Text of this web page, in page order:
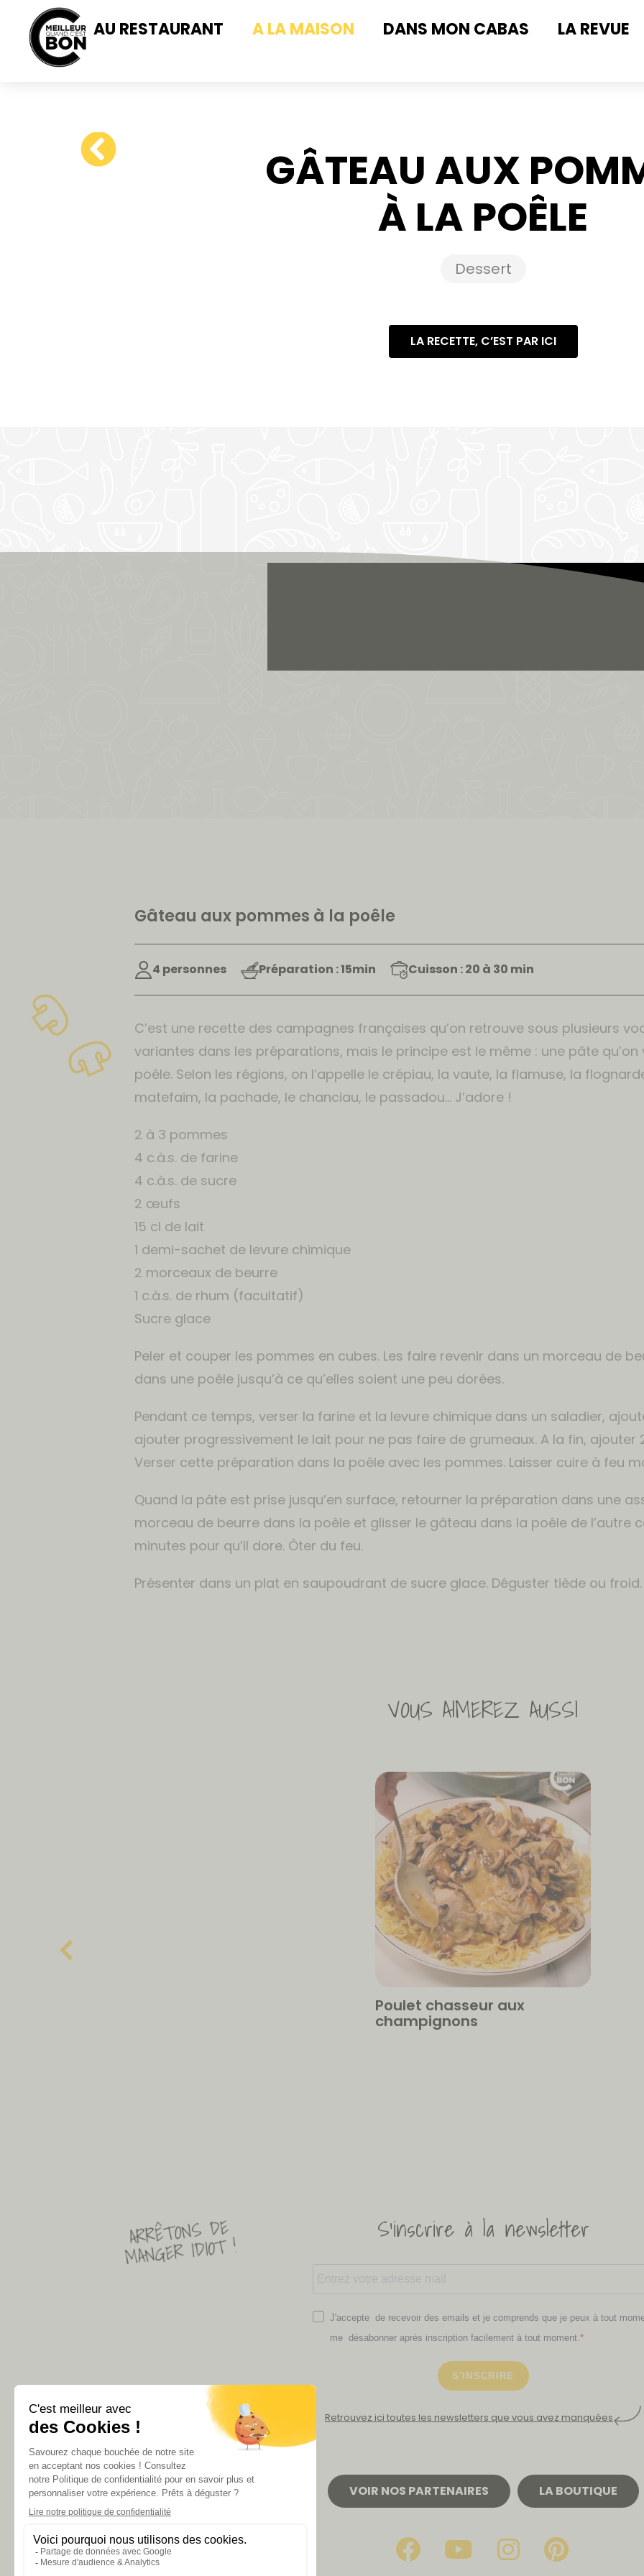
AU RESTAURANT A LA MAISON DANS MON CABAS LA REVUE
GÂTEAU AUX
À LA POÊLE
Dessert
LA RECETTE, C’EST PAR ICI
Gâteau aux pommes à la poêle
4 personnes Préparation : 15min Cuisson : 20 à 30 min
C’est une recette des campagnes françaises qu’on retrouve sous plusieurs
variantes dans les préparations, mais le principe est le même : une pâte
poêle. Selon les régions, on l’appelle le crépiau, la vaute, la flamuse, la
matefaim, la pachade, le chanciau, le passadou… J’adore !
2 à 3 pommes
4 c.à.s. de farine
4 c.à.s. de sucre
2 œufs
15 cl de lait
1 demi-sachet de levure chimique
2 morceaux de beurre
1 c.à.s. de rhum (facultatif)
Sucre glace
Peler et couper les pommes en cubes. Les faire revenir dans un morceau de
dans une poêle jusqu’à ce qu’elles soient une peu dorées.
Pendant ce temps, verser la farine et la levure chimique dans un saladier,
ajouter progressivement le lait pour ne pas faire de grumeaux. A la fin, ajouter
Verser cette préparation dans la poêle avec les pommes. Laisser cuire à feu
Quand la pâte est prise jusqu’en surface, retourner la préparation dans une
morceau de beurre dans la poêle et glisser le gâteau dans la poêle de l’autre
minutes pour qu’il dore. Ôter du feu.
Présenter dans un plat en saupoudrant de sucre glace. Déguster tiède ou froid.
VOUS AIMEREZ AUSSI
Poulet chasseur aux
champignons
ARRÊTONS DE
MANGER IDIOT !
S'inscrire à la newsletter
J'accepte de recevoir des emails et je comprends que je peux à tout
me désabonner après inscription facilement à tout moment.
S'INSCRIRE
Retrouvez ici toutes les newsletters que vous avez manquées
VOIR NOS PARTENAIRES LA BOUTIQUE